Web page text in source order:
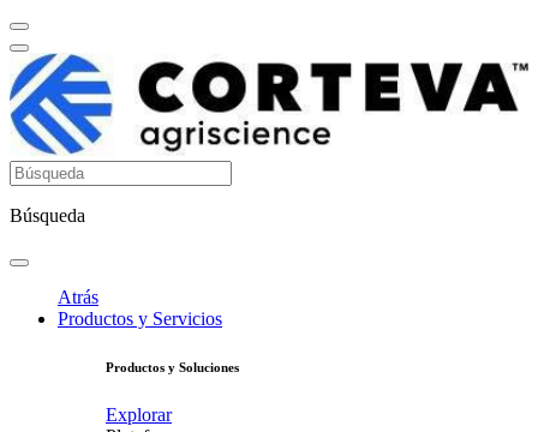
Búsqueda
Atrás
Productos y Servicios
Productos y Soluciones
Explorar